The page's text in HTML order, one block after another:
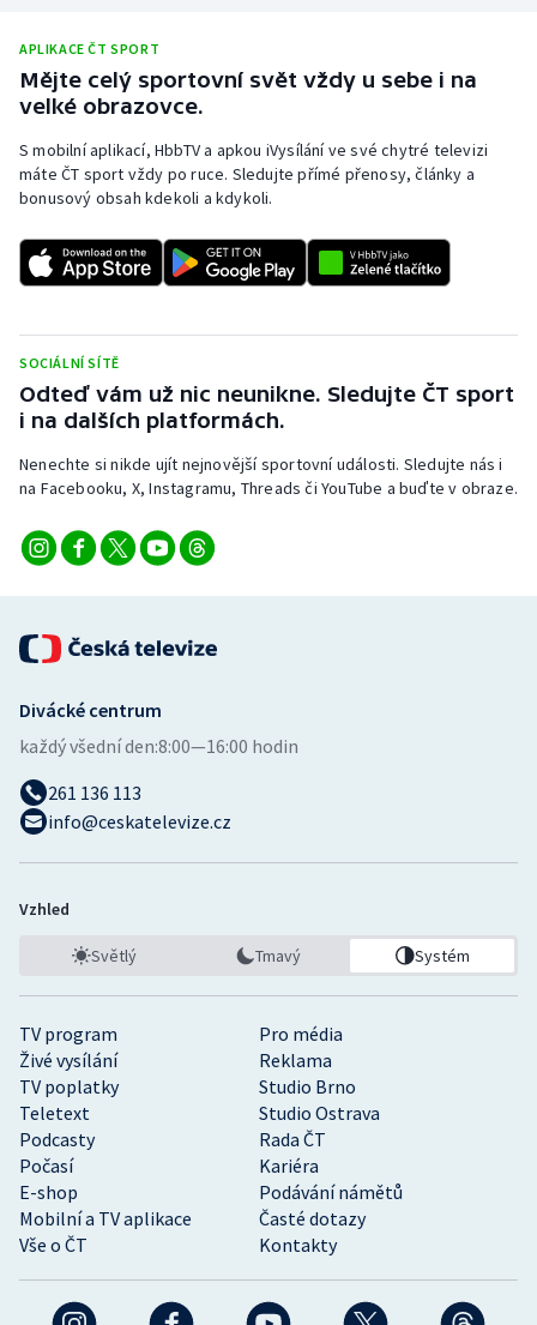
APLIKACE ČT SPORT
Mějte celý sportovní svět vždy u sebe i na
velké obrazovce.
S mobilní aplikací, HbbTV a apkou iVysílání ve své chytré televizi
máte ČT sport vždy po ruce. Sledujte přímé přenosy, články a
bonusový obsah kdekoli a kdykoli.
SOCIÁLNÍ SÍTĚ
Odteď vám už nic neunikne. Sledujte ČT sport
i na dalších platformách.
Nenechte si nikde ujít nejnovější sportovní události. Sledujte nás i
na Facebooku, X, Instagramu, Threads či YouTube a buďte v obraze.
TV program
Pro média
Živé vysílání
Reklama
TV poplatky
Studio Brno
Teletext
Studio Ostrava
Podcasty
Rada ČT
Počasí
Kariéra
E-shop
Podávání námětů
Mobilní a TV aplikace
Časté dotazy
Vše o ČT
Kontakty
Divácké centrum
každý všední den:8:00—16:00 hodin
261 136 113
info@ceskatelevize.cz
Vzhled
Světlý Tmavý Systém